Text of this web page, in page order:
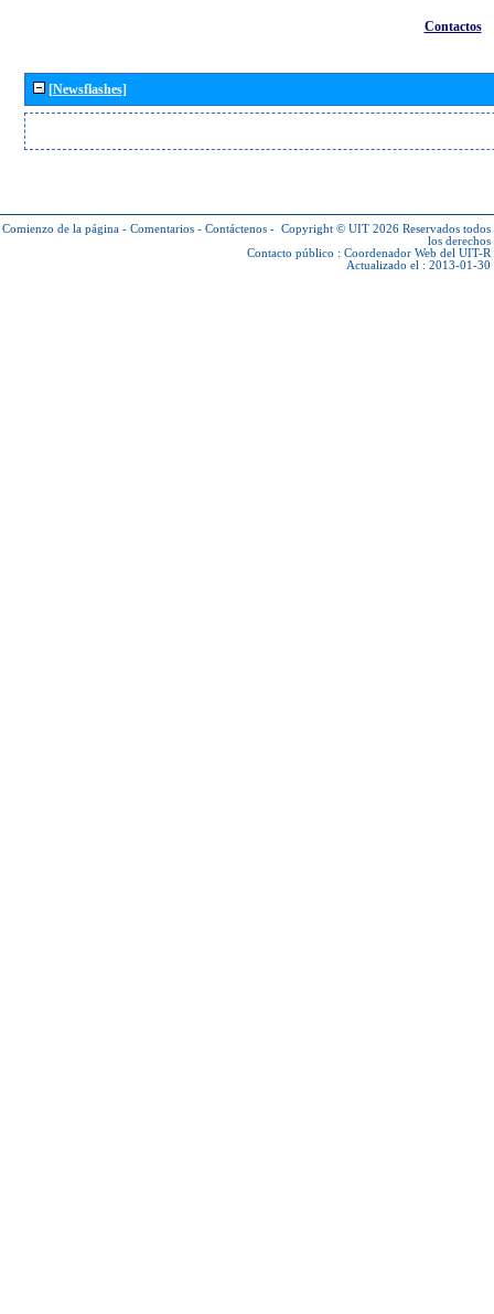
Contactos
[Newsflashes]
Comienzo de la página - Comentarios - Contáctenos - Copyright © UIT 2026 Reservados todos
los derechos
Contacto público : Coordenador Web del UIT-R
Actualizado el : 2013-01-30